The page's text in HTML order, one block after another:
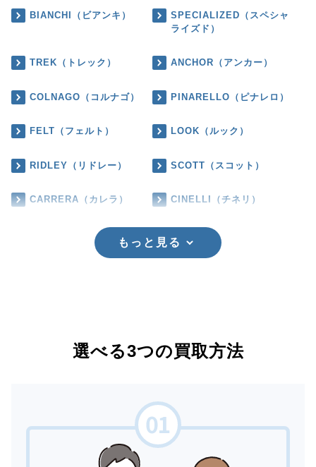
BIANCHI（ビアンキ）
SPECIALIZED（スペシャ
ライズド）
TREK（トレック） ANCHOR（アンカー）
COLNAGO（コルナゴ） PINARELLO（ピナレロ）
FELT（フェルト） LOOK（ルック）
RIDLEY（リドレー） SCOTT（スコット）
CARRERA（カレラ） CINELLI（チネリ）
もっと見る
選べる3つの買取方法